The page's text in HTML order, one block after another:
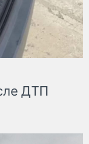
ДТП